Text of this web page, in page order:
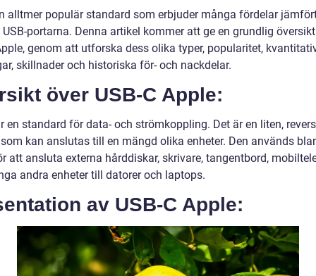
alltmer populär standard som erbjuder många fördelar
USB-portarna. Denna artikel kommer att ge en grundlig
genom att utforska dess olika typer, popularitet,
skillnader och historiska för- och nackdelar.
över USB-C Apple:
en standard för data- och strömkoppling. Det är en liten,
kan anslutas till en mängd olika enheter. Den används
att ansluta externa hårddiskar, skrivare, tangentbord,
andra enheter till datorer och laptops.
av USB-C Apple: